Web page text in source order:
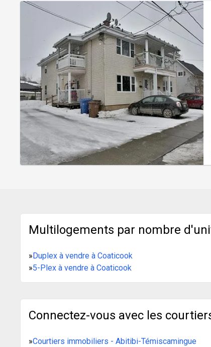
Multilogements par nombre
»Duplex à vendre à Coaticook
»5-Plex à vendre à Coaticook
Connectez-vous avec les
»Courtiers immobiliers - Abitibi-Témiscamingue